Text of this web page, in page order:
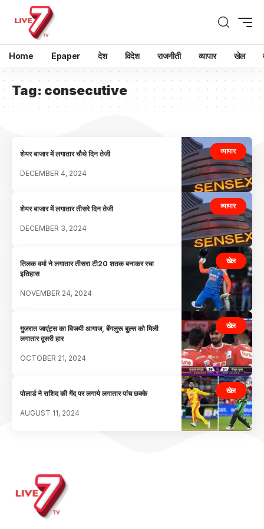
Home Epaper देश विदेश राजनीती व्यापार खेल
Tag: consecutive
व्यापार
शेयर बाजार में लगातार चौथे दिन तेजी
DECEMBER 4, 2024
व्यापार
शेयर बाजार में लगातार तीसरे दिन तेजी
DECEMBER 3, 2024
खेल
तिलक वर्मा ने लगातार तीसरा टी20 शतक बनाकर रचा
इतिहास
NOVEMBER 24, 2024
खेल
गुजरात जाएंट्स का विजयी आगाज, बेंगलुरू बुल्स को मिली
लगातार दूसरी हार
OCTOBER 21, 2024
खेल
पोलार्ड ने राशिद की गेंद पर लगाये लगातार पांच छक्के
AUGUST 11, 2024